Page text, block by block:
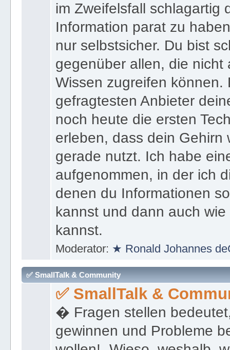
wenn du zu jedem
im Zweifelsfall schlagartig
Information parat zu
nur selbstsicher. Du bist
gegenüber allen, die nicht
Wissen zugreifen können.
gefragtesten Anbieter
noch heute die ersten
erleben, dass dein Gehirn
gerade nutzt. Ich habe
aufgenommen, in der ich
denen du Informationen
kannst und dann auch
kannst.
Moderator:★ Ronald Johannes
✅ SmallTalk & Community
✅ SmallTalk &
� Fragen stellen